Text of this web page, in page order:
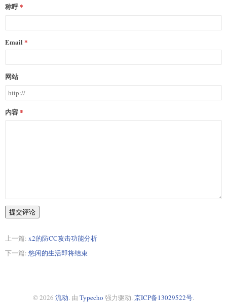
称呼
Email
网站
内容
提交评论
上一篇: x2的防CC攻击功能分析
下一篇: 悠闲的生活即将结束
© 2026 流动. 由 Typecho 强力驱动. 京ICP备13029522号.